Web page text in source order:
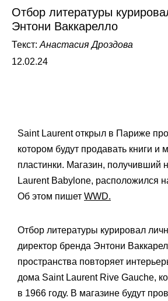
Отбор литературы
Энтони Ваккарелло
Текст: Анастасия Дроздова
12.02.24
Saint Laurent открыл в Париже
котором будут продавать книги и
пластинки. Магазин, получивший
Laurent Babylone, расположился
Об этом пишет WWD.
Отбор литературы курировал
директор бренда Энтони
пространства повторяет
дома Saint Laurent Rive Gauche,
в 1966 году. В магазине будут